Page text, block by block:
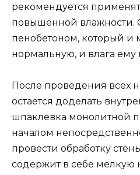
рекомендуется
повышенной влажности.
пенобетоном, который и
нормальную, и влага ему
После проведения всех
остается доделать
шпаклевка монолитной
началом
провести обработку
содержит в себе мелкую